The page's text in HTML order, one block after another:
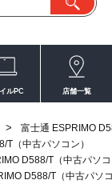
ルPC 店舗一覧
>
富士通 ESPRIMO
T（中古パソコン）
D588/T（中古パソ
D588/T（中古パソ